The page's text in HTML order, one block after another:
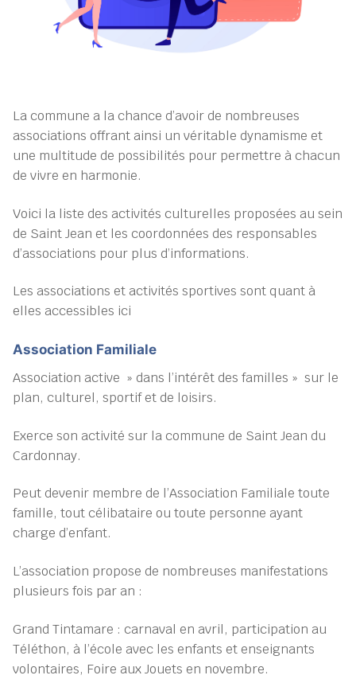
La commune a la chance d’avoir de nombreuses
associations offrant ainsi un véritable dynamisme et
une multitude de possibilités pour permettre à chacun
de vivre en harmonie.
Voici la liste des activités culturelles proposées au sein
de Saint Jean et les coordonnées des responsables
d’associations pour plus d’informations.
Les associations et activités sportives sont quant à
elles accessibles ici
Association Familiale
Association active » dans l’intérêt des familles » sur le
plan, culturel, sportif et de loisirs.
Exerce son activité sur la commune de Saint Jean du
Cardonnay.
Peut devenir membre de l’Association Familiale toute
famille, tout célibataire ou toute personne ayant
charge d’enfant.
L’association propose de nombreuses manifestations
plusieurs fois par an :
Grand Tintamare : carnaval en avril, participation au
Téléthon, à l’école avec les enfants et enseignants
volontaires, Foire aux Jouets en novembre.